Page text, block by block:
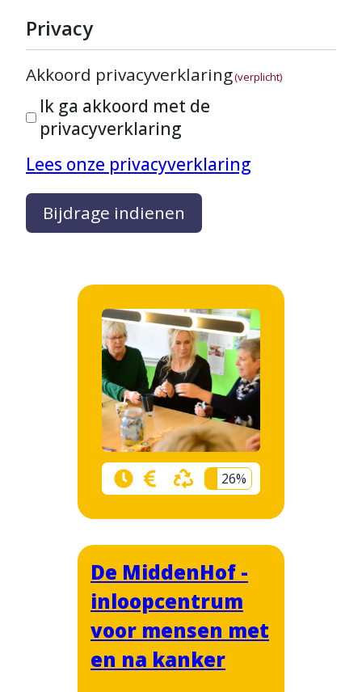
Privacy
Akkoord privacyverklaring(verplicht)
Ik ga akkoord met de
privacyverklaring
Lees onze privacyverklaring
Bijdrage indienen
26%
De MiddenHof -
inloopcentrum
voor mensen met
en na kanker